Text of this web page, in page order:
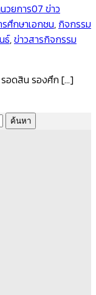
วยการ07 ข่าว
ศึกษาเอกชน, กิจกรรม
ธ์,ข่าวสารกิจกรรม
อดสิน รองศึก […]